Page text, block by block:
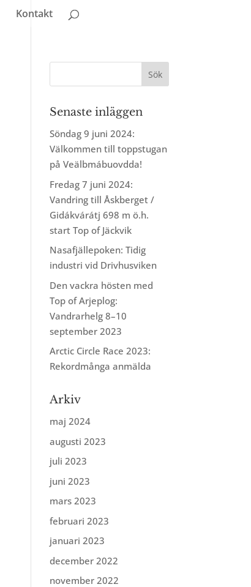
Kontakt
Senaste inläggen
Söndag 9 juni 2024:
Välkommen till toppstugan
på Veälbmábuovdda!
Fredag 7 juni 2024:
Vandring till Åskberget /
Gidákvárátj 698 m ö.h.
start Top of Jäckvik
Nasafjällepoken: Tidig
industri vid Drivhusviken
Den vackra hösten med
Top of Arjeplog:
Vandrarhelg 8–10
september 2023
Arctic Circle Race 2023:
Rekordmånga anmälda
Arkiv
maj 2024
augusti 2023
juli 2023
juni 2023
mars 2023
februari 2023
januari 2023
december 2022
november 2022